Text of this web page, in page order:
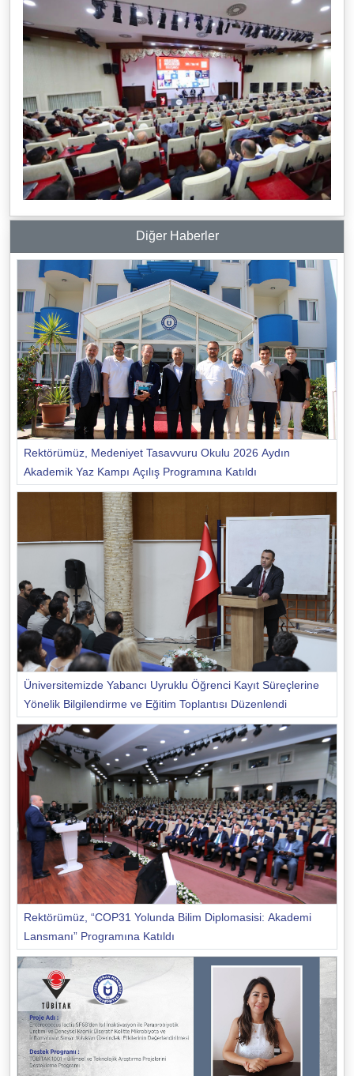
Diğer Haberler
Rektörümüz, Medeniyet Tasavvuru Okulu 2026 Aydın
Akademik Yaz Kampı Açılış Programına Katıldı
Üniversitemizde Yabancı Uyruklu Öğrenci Kayıt Süreçlerine
Yönelik Bilgilendirme ve Eğitim Toplantısı Düzenlendi
Rektörümüz, “COP31 Yolunda Bilim Diplomasisi: Akademi
Lansmanı” Programına Katıldı